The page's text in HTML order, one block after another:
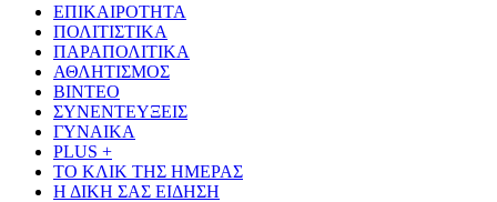
ΕΠΙΚΑΙΡΟΤΗΤΑ
ΠΟΛΙΤΙΣΤΙΚΑ
ΠΑΡΑΠΟΛΙΤΙΚΑ
ΑΘΛΗΤΙΣΜΟΣ
ΒΙΝΤΕΟ
ΣΥΝΕΝΤΕΥΞΕΙΣ
ΓΥΝΑΙΚΑ
PLUS +
ΤΟ ΚΛΙΚ ΤΗΣ ΗΜΕΡΑΣ
Η ΔΙΚΗ ΣΑΣ ΕΙΔΗΣΗ